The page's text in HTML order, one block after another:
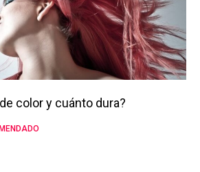
color y cuánto dura?